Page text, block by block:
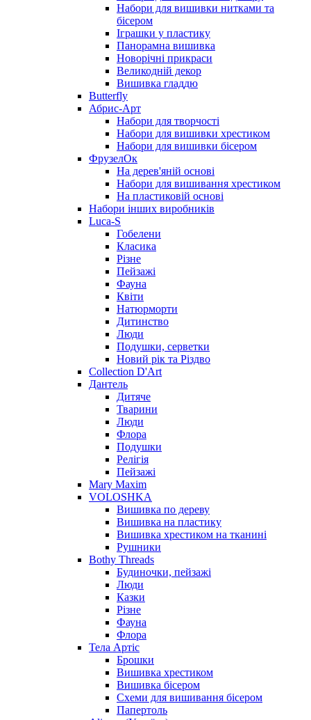
Набори для вишивки нитками та
бісером
Іграшки у пластику
Панорамна вишивка
Новорічні прикраси
Великодній декор
Вишивка гладдю
Butterfly
Абрис-Арт
Набори для творчості
Набори для вишивки хрестиком
Набори для вишивки бісером
ФрузелОк
На дерев'яній основі
Набори для вишивання хрестиком
На пластиковій основі
Набори інших виробників
Luca-S
Гобелени
Класика
Різне
Пейзажі
Фауна
Квіти
Натюрморти
Дитинство
Люди
Подушки, серветки
Новий рік та Різдво
Collection D'Art
Дантель
Дитяче
Тварини
Люди
Флора
Подушки
Релігія
Пейзажі
Mary Maxim
VOLOSHKA
Вишивка по дереву
Вишивка на пластику
Вишивка хрестиком на тканині
Рушники
Bothy Threads
Будиночки, пейзажі
Люди
Казки
Різне
Фауна
Флора
Тела Артіс
Брошки
Вишивка хрестиком
Вишивка бісером
Схеми для вишивання бісером
Папертоль